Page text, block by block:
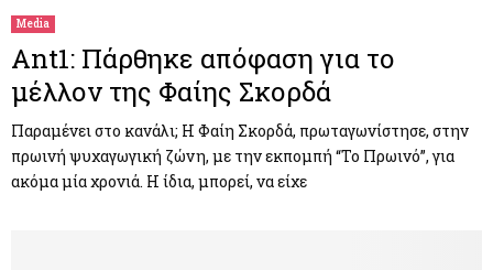
Media
Ant1: Πάρθηκε απόφαση για το
μέλλον της Φαίης Σκορδά
Παραμένει στο κανάλι; Η Φαίη Σκορδά, πρωταγωνίστησε, στην
πρωινή ψυχαγωγική ζώνη, με την εκπομπή “Το Πρωινό”, για
ακόμα μία χρονιά. Η ίδια, μπορεί, να είχε